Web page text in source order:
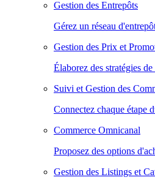
Gestion des Entrepôts
Gérez un réseau
Gestion des Prix et
Élaborez des stratégies
Suivi et Gestion des
Connectez chaque étape
Commerce Omnicanal
Proposez des options
Gestion des Listings et